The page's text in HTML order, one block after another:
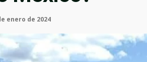
enero de 2024